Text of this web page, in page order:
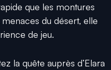
que les montures
du désert, elle
de jeu.
la quête auprès d’Elara